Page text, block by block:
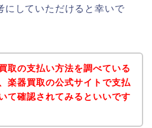
にしていただけると幸いで
取の支払い方法を調べている
楽器買取の公式サイトで支払
て確認されてみるといいです